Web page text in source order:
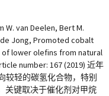
W. van Deelen, Bert M.
de Jong, Promoted cobalt
lower olefins from natural
number: 167 (2019) 近年
较轻的碳氢化合物，特别
关键取决于催化剂对甲烷